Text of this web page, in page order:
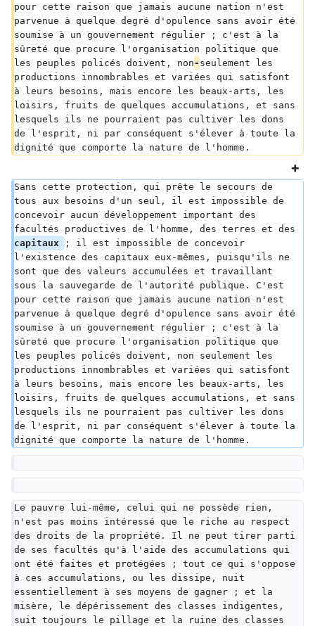
pour cette raison que jamais aucune nation n'est
parvenue à quelque degré d'opulence sans avoir été
soumise à un gouvernement régulier ; c'est à la
sûreté que procure l'organisation politique que
les peuples policés doivent, non - seulement les
productions innombrables et variées qui satisfont
à leurs besoins, mais encore les beaux-arts, les
loisirs, fruits de quelques accumulations, et sans
lesquels ils ne pourraient pas cultiver les dons
de l'esprit, ni par conséquent s'élever à toute la
dignité que comporte la nature de l'homme.
Sans cette protection, qui prête le secours de
tous aux besoins d'un seul, il est impossible de
concevoir aucun développement important des
facultés productives de l'homme, des terres et des
capitaux
; il est impossible de concevoir
l'existence des capitaux eux-mêmes, puisqu'ils ne
sont que des valeurs accumulées et travaillant
sous la sauvegarde de l'autorité publique. C'est
pour cette raison que jamais aucune nation n'est
parvenue à quelque degré d'opulence sans avoir été
soumise à un gouvernement régulier ; c'est à la
sûreté que procure l'organisation politique que
les peuples policés doivent, non seulement les
productions innombrables et variées qui satisfont
à leurs besoins, mais encore les beaux-arts, les
loisirs, fruits de quelques accumulations, et sans
lesquels ils ne pourraient pas cultiver les dons
de l'esprit, ni par conséquent s'élever à toute la
dignité que comporte la nature de l'homme.
Le pauvre lui-même, celui qui ne possède rien,
n'est pas moins intéressé que le riche au respect
des droits de la propriété. Il ne peut tirer parti
de ses facultés qu'à l'aide des accumulations qui
ont été faites et protégées ; tout ce qui s'oppose
à ces accumulations, ou les dissipe, nuit
essentiellement à ses moyens de gagner ; et la
misère, le dépérissement des classes indigentes,
suit toujours le pillage et la ruine des classes